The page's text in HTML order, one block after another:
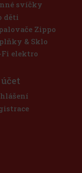
13% 0,75 l
(víno originální
které staví
Ve skleničce má
je intenzivn
svíčky
děti
Zippo
& Sklo
elektro